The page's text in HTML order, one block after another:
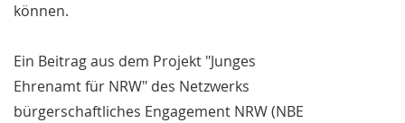
können.
Ein Beitrag aus dem Projekt "Junges
Ehrenamt für NRW" des Netzwerks
bürgerschaftliches Engagement NRW (NBE